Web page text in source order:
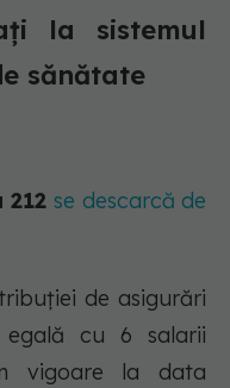
la sistemul
sănătate
212se descarcă de
de asigurări
egală cu 6 salarii
vigoare la data